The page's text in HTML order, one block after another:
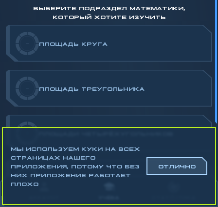
- ПЛОЩАДЬ КРУГА
- ПЛОЩАДЬ ТРЕУГОЛЬНИКА
- ПЛОЩАДЬ МНОГОУГОЛЬНИКОВ
ВЫБЕРИТЕ ПОДРАЗДЕЛ МАТЕМАТИКИ,
КОТОРЫЙ ХОТИТЕ ИЗУЧИТЬ
МЫ ИСПОЛЬЗУЕМ КУКИ НА ВСЕХ
СТРАНИЦАХ НАШЕГО
ПРИЛОЖЕНИЯ, ПОТОМУ ЧТО БЕЗ
НИХ ПРИЛОЖЕНИЕ РАБОТАЕТ
ПЛОХО
ОТЛИЧНО